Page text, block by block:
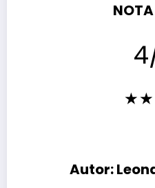
★ ★
Autor: